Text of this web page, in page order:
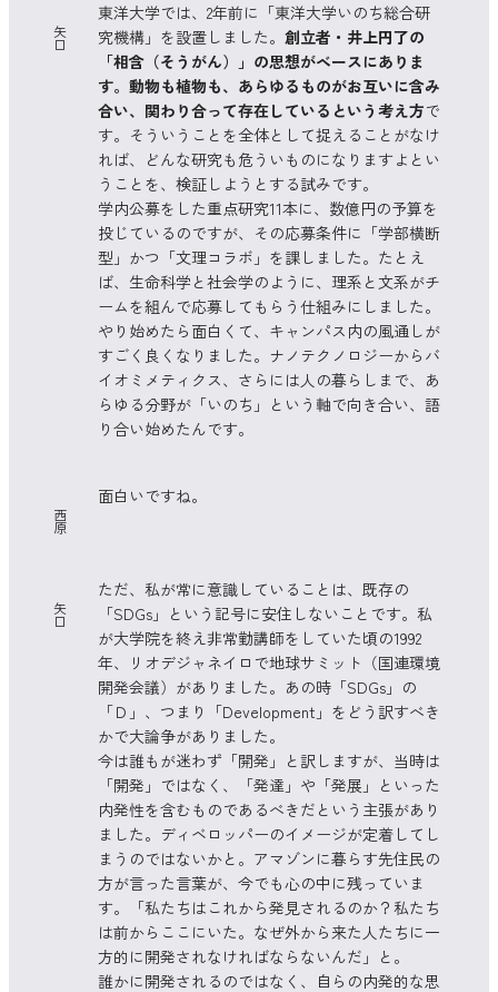
矢
口
東洋大学では、2年前に「東洋大学いのち総合研
究機構」を設置しました。 創立者・井上円了の
「相含（そうがん）」の思想がベースにありま
す。動物も植物も、あらゆるものがお互いに含み
合い、関わり合って存在しているという考え方で
す。そういうことを全体として捉えることがなけ
れば、どんな研究も危ういものになりますよとい
うことを、検証しようとする試みです。
学内公募をした重点研究11本に、数億円の予算を
投じているのですが、その応募条件に「学部横断
型」かつ「文理コラボ」を課しました。たとえ
ば、生命科学と社会学のように、理系と文系がチ
ームを組んで応募してもらう仕組みにしました。
やり始めたら面白くて、キャンパス内の風通しが
すごく良くなりました。ナノテクノロジーからバ
イオミメティクス、さらには人の暮らしまで、あ
らゆる分野が「いのち」という軸で向き合い、語
り合い始めたんです。
西
原
面白いですね。
矢
口
ただ、私が常に意識していることは、既存の
「SDGs」という記号に安住しないことです。私
が大学院を終え非常勤講師をしていた頃の1992
年、リオデジャネイロで地球サミット（国連環境
開発会議）がありました。あの時「SDGs」の
「Ｄ」、つまり「Development」をどう訳すべき
かで大論争がありました。
今は誰もが迷わず「開発」と訳しますが、当時は
「開発」ではなく、「発達」や「発展」といった
内発性を含むものであるべきだという主張があり
ました。ディベロッパーのイメージが定着してし
まうのではないかと。アマゾンに暮らす先住民の
方が言った言葉が、今でも心の中に残っていま
す。「私たちはこれから発見されるのか？私たち
は前からここにいた。なぜ外から来た人たちに一
方的に開発されなければならないんだ」と。
誰かに開発されるのではなく、自らの内発的な思